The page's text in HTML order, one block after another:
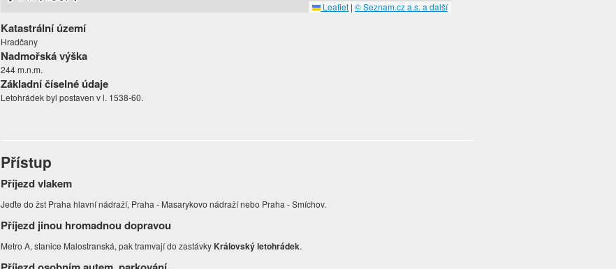
Leaflet | © Seznam.cz a.s. a další
Katastrální území
Hradčany
Nadmořská výška
244 m.n.m.
Základní číselné údaje
Letohrádek byl postaven v l. 1538-60.
Přístup
Příjezd vlakem
Jeďte do žst Praha hlavní nádraží, Praha - Masarykovo nádraží nebo Praha - Smíchov.
Příjezd jinou hromadnou dopravou
Metro A, stanice Malostranská, pak tramvají do zastávky Královský letohrádek.